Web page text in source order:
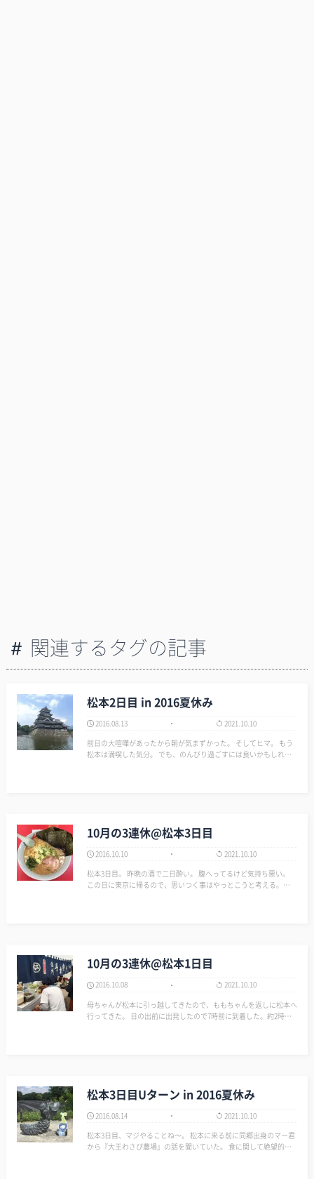
関連するタグの記事
松本2日目 in 2016夏休み
2016.08.13
2021.10.10
前日の大喧嘩があったから朝が気まずかった。 そしてヒマ。 もう
松本は満喫した気分。 でも、のんびり過ごすには良いかもしれな
10月の3連休@松本3日目
2016.10.10
2021.10.10
松本3日目。 昨晩の酒で二日酔い。 腹へってるけど気持ち悪い。
この日に東京に帰るので、思いつく事はやっとこうと考える。
10月の3連休@松本1日目
2016.10.08
2021.10.10
母ちゃんが松本に引っ越してきたので、ももちゃんを返しに松本へ
行ってきた。 日の出前に出発したので7時前に到着した。約2時間
松本3日目Uターン in 2016夏休み
2016.08.14
2021.10.10
松本3日目、マジやることね～。 松本に来る前に同郷出身のマー君
から『大王わさび農場』の話を聞いていた。 食に関して絶望的に